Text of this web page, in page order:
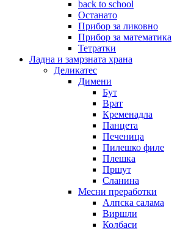
back to school
Останато
Прибор за ликовно
Прибор за математика
Тетратки
Ладна и замрзната храна
Деликатес
Димени
Бут
Врат
Кременадла
Панцета
Печеница
Пилешко филе
Плешка
Пршут
Сланина
Месни преработки
Алпска салама
Виршли
Колбаси